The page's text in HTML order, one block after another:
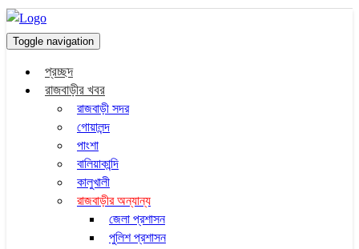
Toggle navigation
প্রচ্ছদ
রাজবাড়ীর খবর
রাজবাড়ী সদর
গোয়ালন্দ
পাংশা
বালিয়াকান্দি
কালুখালী
রাজবাড়ীর অন্যান্য
জেলা প্রশাসন
পুলিশ প্রশাসন